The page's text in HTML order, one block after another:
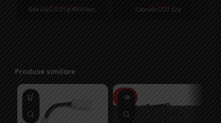
65,00lei
Bile G&G 0.25 g 4000 buc. 4,00lei
Capsule CO2 12g.
Produse similare
SOLD
OUT